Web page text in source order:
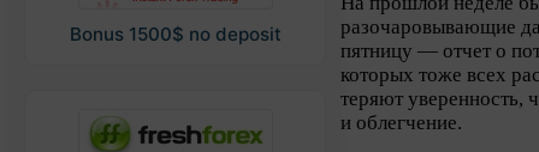
Bonus 1500$ no deposit
разочаровывающие
пятницу — отчет о
которых тоже всех
теряют уверенность,
и облегчение.